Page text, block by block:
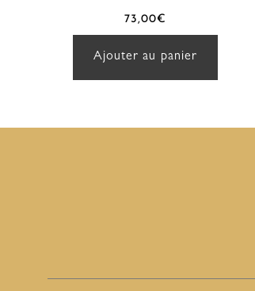
73,00€
Ajouter au panier